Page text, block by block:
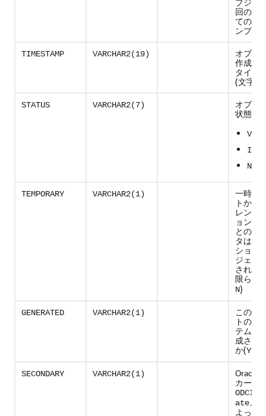
回の変
てのタ
ンプ
TIMESTAMP VARCHAR2(19)
オブジ
作成に
タイム
(文字デ
STATUS VARCHAR2(7)
オブジ
状態:
N/A
TEMPORARY VARCHAR2(1)
一時オ
トかど
レント
ョン内
とので
タは、
ション
ジェク
された
限られ
N)
GENERATED VARCHAR2(1)
このオ
トの名
テムに
成され
か(Y
SECONDARY VARCHAR2(1)
Oracle
カート
ateメ
よって